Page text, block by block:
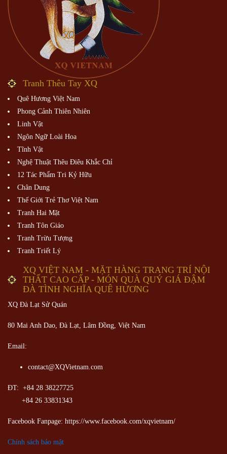
Tranh Thêu Tay XQ
Quê Hương Việt Nam
Phong Cảnh Thiên Nhiên
Linh Vật
Ngôn Ngữ Loài Hoa
Tĩnh Vật
Nghệ Thuật Thêu Điêu Khắc Chỉ
12 Tác Phẩm Tri Kỷ Hữu
Chân Dung
Thế Giới Trẻ Thơ Việt Nam
Tranh Hai Mặt
Tranh Tôn Giáo
Tranh Trừu Tượng
Tranh Triết Lý
XQ VIỆT NAM - MẶT HÀNG TRANG TRÍ NỘI
THẤT CAO CẤP - MÓN QUÀ QUÝ GIÁ ĐẬM
ĐÀ TÌNH NGHĨA QUÊ HƯƠNG
XQ Đà Lạt Sử Quán
80 Mai Anh Dao, Đà Lạt, Lâm Đồng, Việt Nam
Email:
contact@XQVietnam.com
ĐT: +84 28 38227725
+84 26 33831343
Facebook Fanpage: https://www.facebook.com/xqvietnam/
Chính sách bảo mật